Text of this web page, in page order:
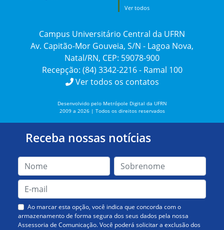
Ver todos
Campus Universitário Central da UFRN
Av. Capitão-Mor Gouveia, S/N - Lagoa Nova,
Natal/RN, CEP: 59078-900
Recepção: (84) 3342-2216 - Ramal 100
Ver todos os contatos
Desenvolvido pelo Metrópole Digital da UFRN
2009 a 2026 | Todos os direitos reservados
Receba nossas notícias
Ao marcar esta opção, você indica que concorda com o
armazenamento de forma segura dos seus dados pela nossa
Assessoria de Comunicação. Você poderá solicitar a exclusão dos